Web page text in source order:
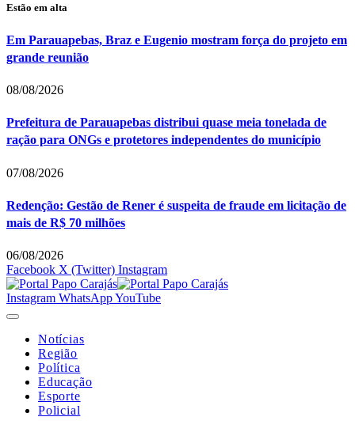
Estão em alta
Em Parauapebas, Braz e Eugenio mostram força do projeto em
grande reunião
08/08/2026
Prefeitura de Parauapebas distribui quase meia tonelada de
ração para ONGs e protetores independentes do município
07/08/2026
Redenção: Gestão de Rener é suspeita de fraude em licitação de
mais de R$ 70 milhões
06/08/2026
Facebook X (Twitter) Instagram
Instagram WhatsAppYouTube
Notícias
Região
Política
Educação
Esporte
Policial